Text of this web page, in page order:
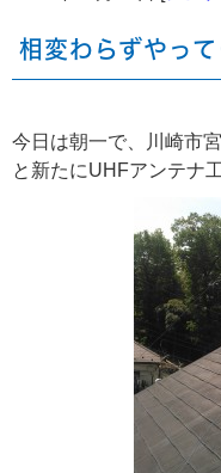
相変わらずやっ
今日は朝一で、川崎市
と新たにUHFアンテナ工